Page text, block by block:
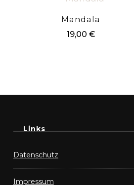
Mandala
19,00 €
Links
Datenschutz
Impressum